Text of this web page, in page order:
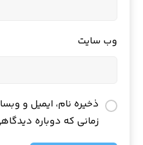
وب‌ سایت
ذخیره نام، ایمیل و
زمانی که دوباره